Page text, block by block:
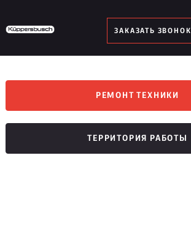
ЗАКАЗАТЬ ЗВОНОК
РЕМОНТ ТЕХНИКИ
ТЕРРИТОРИЯ РАБОТЫ